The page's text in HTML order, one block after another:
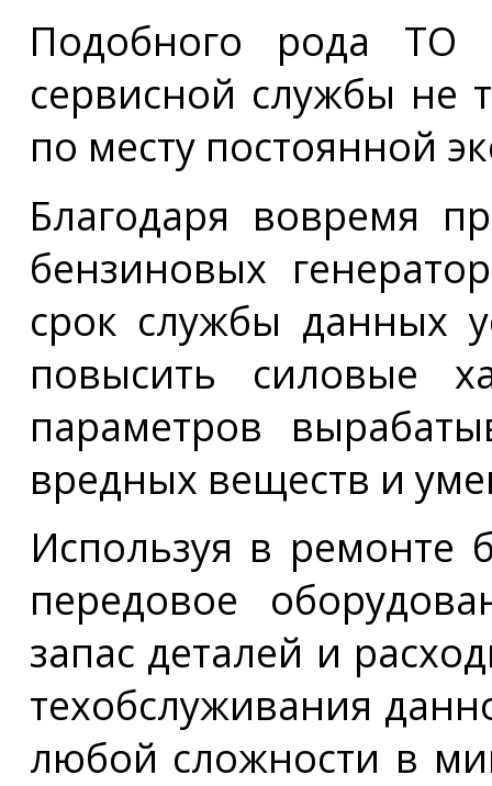
Подобного рода ТО
сервисной службы не
по месту постоянной
Благодаря вовремя
бензиновых
срок службы данных
повысить силовые
параметров
вредных веществ и
Используя в ремонте
передовое
запас деталей и
техобслуживания
любой сложности в